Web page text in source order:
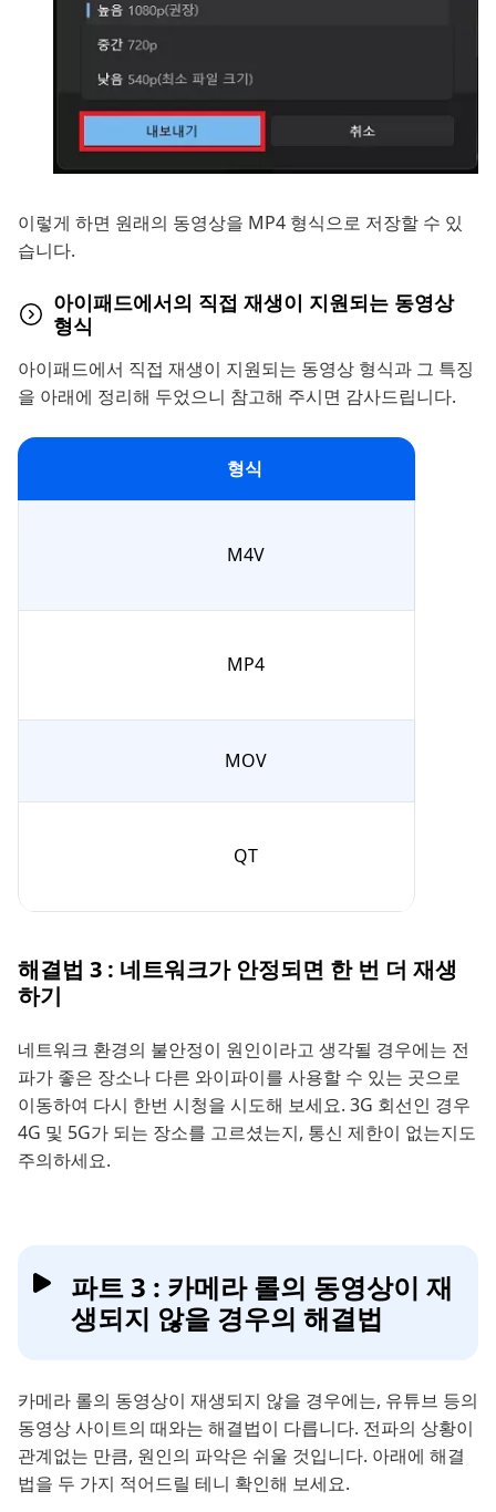
이렇게 하면 원래의 동영상을 MP4 형식으로 저장할 수 있
습니다.
아이패드에서의 직접 재생이 지원되는 동영상
형식
아이패드에서 직접 재생이 지원되는 동영상 형식과 그 특징
을 아래에 정리해 두었으니 참고해 주시면 감사드립니다.
형식
M4V
MP4
MOV
QT
해결법 3 : 네트워크가 안정되면 한 번 더 재생
하기
네트워크 환경의 불안정이 원인이라고 생각될 경우에는 전
파가 좋은 장소나 다른 와이파이를 사용할 수 있는 곳으로
이동하여 다시 한번 시청을 시도해 보세요. 3G 회선인 경우
4G 및 5G가 되는 장소를 고르셨는지, 통신 제한이 없는지도
주의하세요.
파트 3 : 카메라 롤의 동영상이 재
생되지 않을 경우의 해결법
카메라 롤의 동영상이 재생되지 않을 경우에는, 유튜브 등의
동영상 사이트의 때와는 해결법이 다릅니다. 전파의 상황이
관계없는 만큼, 원인의 파악은 쉬울 것입니다. 아래에 해결
법을 두 가지 적어드릴 테니 확인해 보세요.